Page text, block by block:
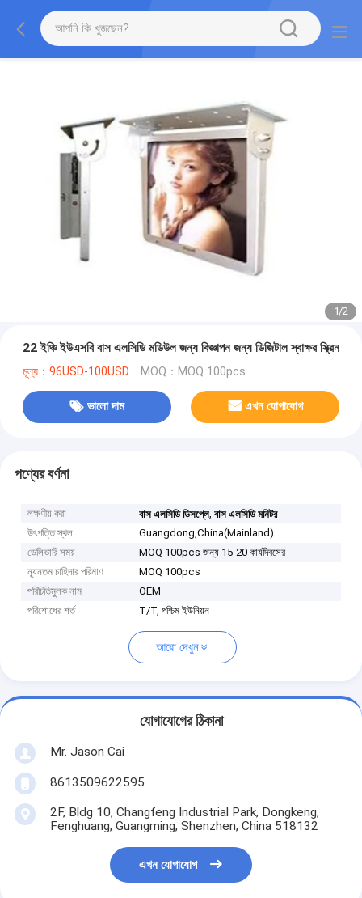
1/2
22 ইঞ্চি ইউএসবি বাস এলসিডি মডিউল জন্য বিজ্ঞাপন জন্য ডিজিটাল স্বাক্ষর স্ক্রিন
মূল্য：96USD-100USD MOQ：MOQ 100pcs
ভালো দাম এখন যোগাযোগ
পণ্যের বর্ণনা
লক্ষণীয় করা বাস এলসিডি ডিসপ্লে,বাস এলসিডি মনিটর
উৎপত্তি স্থল
Guangdong,China(Mainland)
ডেলিভারি সময়
MOQ 100pcs জন্য 15-20 কার্যদিবসের
ন্যূনতম চাহিদার পরিমাণ
MOQ 100pcs
পরিচিতিমুলক নাম
OEM
পরিশোধের শর্ত
T/T, পশ্চিম ইউনিয়ন
আরো দেখুন
যোগাযোগের ঠিকানা
Mr. Jason Cai
8613509622595
2F, Bldg 10, Changfeng Industrial Park, Dongkeng,
Fenghuang, Guangming, Shenzhen, China 518132
এখন যোগাযোগ